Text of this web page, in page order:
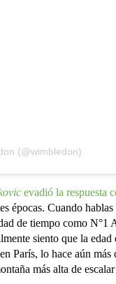
(@wimbledon)
evadió la respuesta
épocas. Cuando
de tiempo como N°1
siento que la
París, lo hace aún más
más alta de